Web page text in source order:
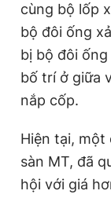
cùng bộ lốp
bộ đôi ống
bị bộ đôi
bố trí ở giữa
nắp cốp.
Hiện tại, một
sàn MT, đã
hội với giá